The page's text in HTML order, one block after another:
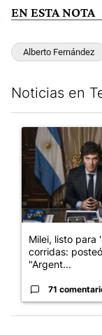
EN ESTA NOTA
Alberto Fernández
Noticias en
Un artículo de
Milei, listo para
corridas:
"Argent...
71